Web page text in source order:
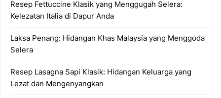
Resep Fettuccine Klasik yang Menggugah Selera:
Kelezatan Italia di Dapur Anda
Laksa Penang: Hidangan Khas Malaysia yang Menggoda
Selera
Resep Lasagna Sapi Klasik: Hidangan Keluarga yang
Lezat dan Mengenyangkan